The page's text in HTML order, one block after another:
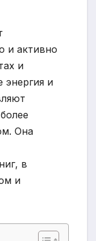
и активно
и
энергия и
Она
в
и